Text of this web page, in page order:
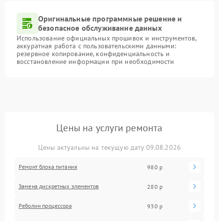
Оригинальные программные решение и
безопасное обслуживание данных
Использование официальных прошивок и инструментов,
аккуратная работа с пользовательскими данными:
резервное копирование, конфиденциальность и
восстановление информации при необходимости
Цены на услуги ремонта
Цены актуальны на текущую дату 09.08.2026
Ремонт блока питания 980 р
Замена дискретных элементов 280 р
Реболин процессора 930 р